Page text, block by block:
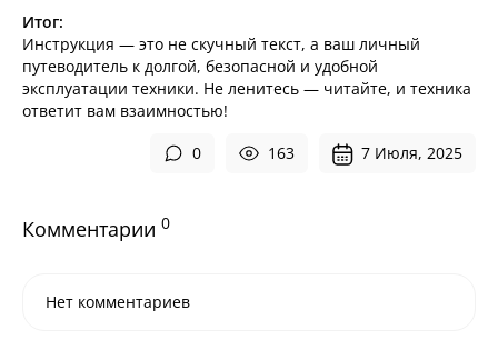
Итог:
Инструкция — это не скучный текст, а ваш личный
путеводитель к долгой, безопасной и удобной
эксплуатации техники. Не ленитесь — читайте, и техника
ответит вам взаимностью!
0
163 7 Июля, 2025
Комментарии 0
Нет комментариев